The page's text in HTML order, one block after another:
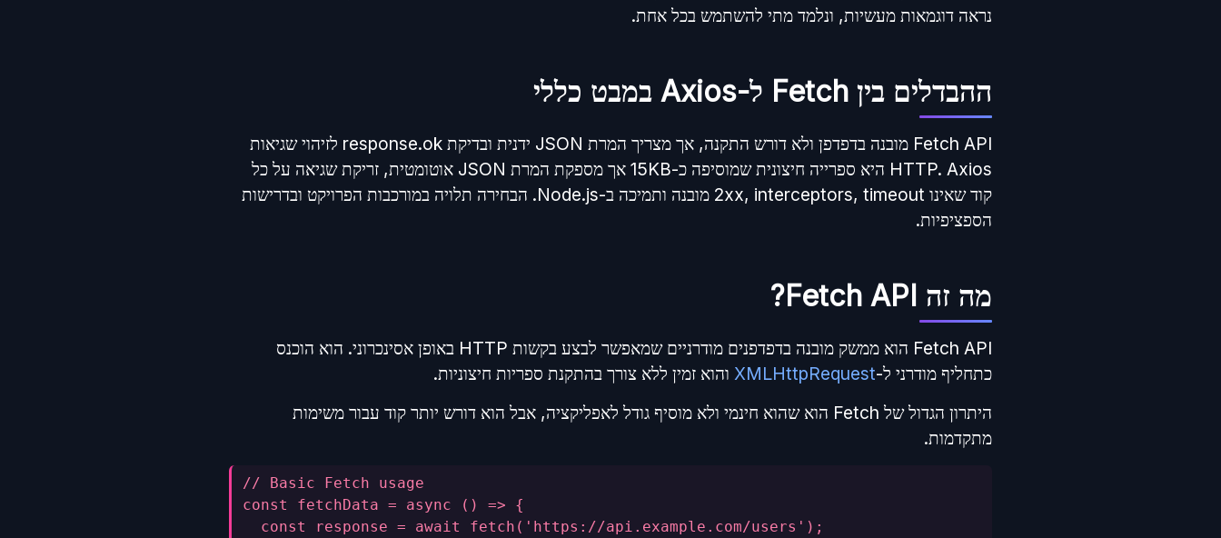
נראה דוגמאות מעשיות, ונלמד מתי להשתמש בכל אחת.
ההבדלים בין Fetch ל-Axios במבט כללי
Fetch API מובנה בדפדפן ולא דורש התקנה, אך מצריך המרת JSON ידנית ובדיקת response.ok לזיהוי שגיאות
HTTP. Axios היא ספרייה חיצונית שמוסיפה כ-15KB אך מספקת המרת JSON אוטומטית, זריקת שגיאה על כל
קוד שאינו 2xx, interceptors, timeout מובנה ותמיכה ב-Node.js. הבחירה תלויה במורכבות הפרויקט ובדרישות
הספציפיות.
מה זה Fetch API?
Fetch API הוא ממשק מובנה בדפדפנים מודרניים שמאפשר לבצע בקשות HTTP באופן אסינכרוני. הוא הוכנס
כתחליף מודרני ל-XMLHttpRequest והוא זמין ללא צורך בהתקנת ספריות חיצוניות.
היתרון הגדול של Fetch הוא שהוא חינמי ולא מוסיף גודל לאפליקציה, אבל הוא דורש יותר קוד עבור משימות
מתקדמות.
// Basic Fetch usage
const fetchData = async () => {
const response = await fetch('https://api.example.com/users');